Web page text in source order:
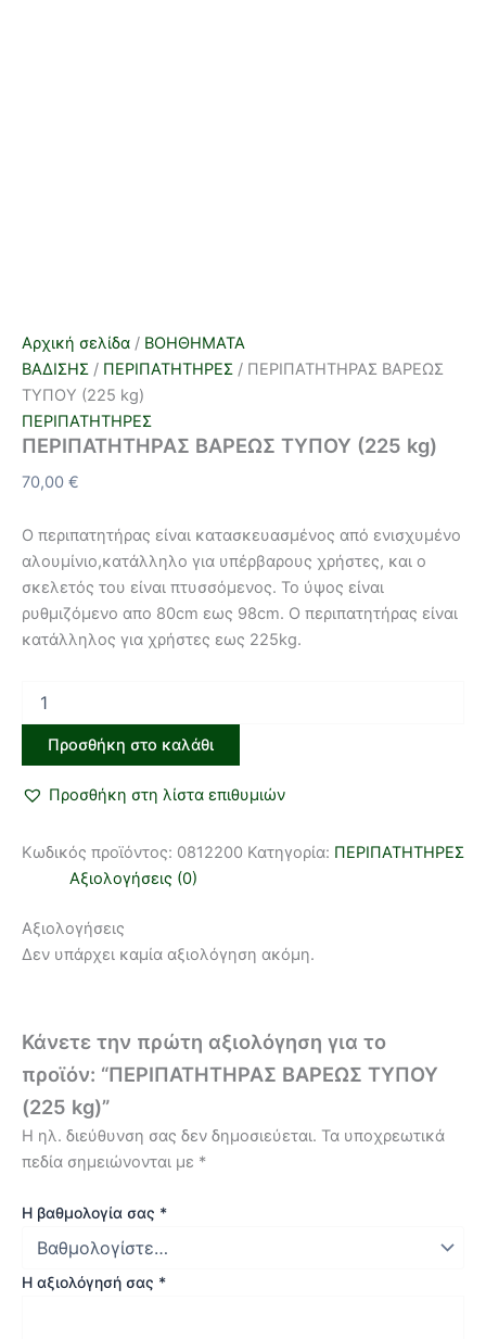
Αρχική σελίδα / ΒΟΗΘΗΜΑΤΑ
ΒΑΔΙΣΗΣ / ΠΕΡΙΠΑΤΗΤΗΡΕΣ / ΠΕΡΙΠΑΤΗΤΗΡΑΣ ΒΑΡΕΩΣ
ΤΥΠΟΥ (225 kg)
ΠΕΡΙΠΑΤΗΤΗΡΕΣ
ΠΕΡΙΠΑΤΗΤΗΡΑΣ ΒΑΡΕΩΣ ΤΥΠΟΥ (225 kg)
70,00 €
Ο περιπατητήρας είναι κατασκευασμένος από ενισχυμένο
αλουμίνιο,κατάλληλο για υπέρβαρους χρήστες, και ο
σκελετός του είναι πτυσσόμενος. Το ύψος είναι
ρυθμιζόμενο απο 80cm εως 98cm. Ο περιπατητήρας είναι
κατάλληλος για χρήστες εως 225kg.
Προσθήκη στο καλάθι
Προσθήκη στη λίστα επιθυμιών
Κωδικός προϊόντος: 0812200 Κατηγορία: ΠΕΡΙΠΑΤΗΤΗΡΕΣ
Αξιολογήσεις (0)
Αξιολογήσεις
Δεν υπάρχει καμία αξιολόγηση ακόμη.
Κάνετε την πρώτη αξιολόγηση για το
προϊόν: “ΠΕΡΙΠΑΤΗΤΗΡΑΣ ΒΑΡΕΩΣ ΤΥΠΟΥ
(225 kg)”
Η ηλ. διεύθυνση σας δεν δημοσιεύεται. Τα υποχρεωτικά
πεδία σημειώνονται με *
Η βαθμολογία σας *
Η αξιολόγησή σας *